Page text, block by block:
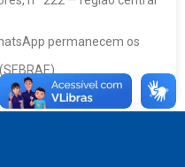
permanecem os